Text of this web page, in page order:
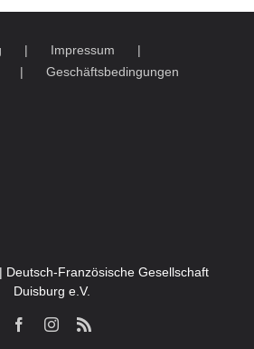
Impressum
Geschäftsbedingungen
Deutsch-Französische Gesellschaft
Duisburg e.V.
FacebookInstagram
Rss